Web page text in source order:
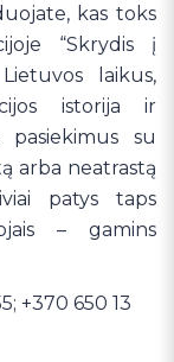
kas toks
“Skrydis į
laikus,
istorija ir
pasiekimus su
arba neatrastą
patys taps
– gamins
+370 650 13